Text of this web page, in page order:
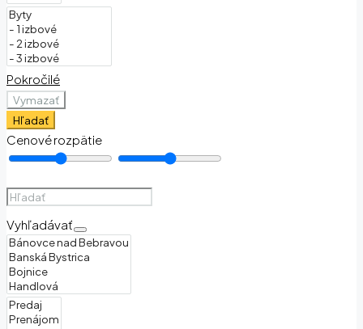
Pokročilé
Vymazať
Hľadať
Cenové rozpätie
Vyhľadávať